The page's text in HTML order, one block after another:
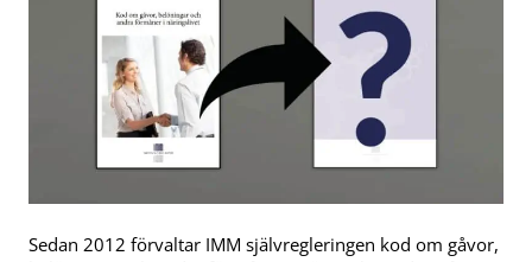
Sedan 2012 förvaltar IMM självregleringen kod om gåvor,